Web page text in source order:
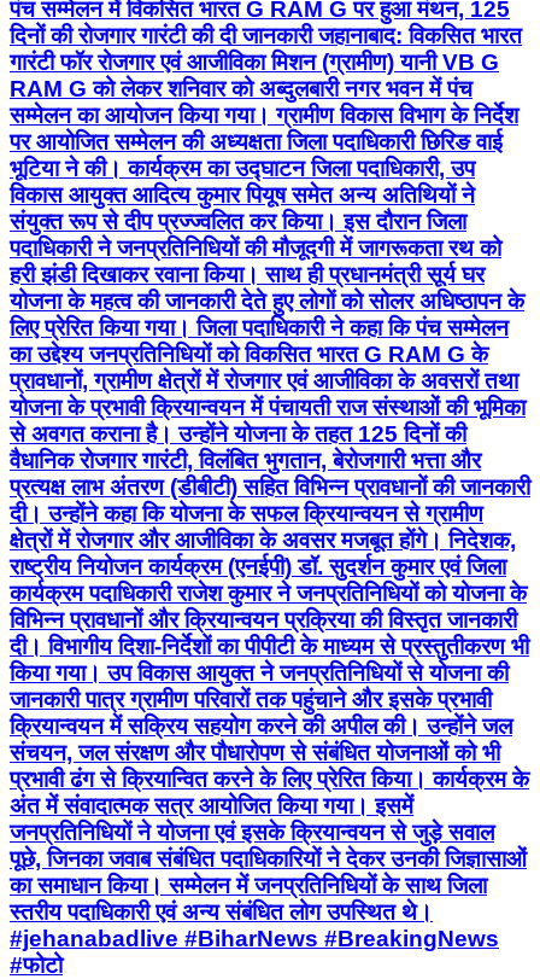
पंच सम्मेलन में विकसित भारत G RAM G पर हुआ मंथन, 125
दिनों की रोजगार गारंटी की दी जानकारी जहानाबाद: विकसित भारत
गारंटी फॉर रोजगार एवं आजीविका मिशन (ग्रामीण) यानी VB G
RAM G को लेकर शनिवार को अब्दुलबारी नगर भवन में पंच
सम्मेलन का आयोजन किया गया। ग्रामीण विकास विभाग के निर्देश
पर आयोजित सम्मेलन की अध्यक्षता जिला पदाधिकारी छिरिङ वाई
भूटिया ने की। कार्यक्रम का उद्घाटन जिला पदाधिकारी, उप
विकास आयुक्त आदित्य कुमार पियूष समेत अन्य अतिथियों ने
संयुक्त रूप से दीप प्रज्ज्वलित कर किया। इस दौरान जिला
पदाधिकारी ने जनप्रतिनिधियों की मौजूदगी में जागरूकता रथ को
हरी झंडी दिखाकर रवाना किया। साथ ही प्रधानमंत्री सूर्य घर
योजना के महत्व की जानकारी देते हुए लोगों को सोलर अधिष्ठापन के
लिए प्रेरित किया गया। जिला पदाधिकारी ने कहा कि पंच सम्मेलन
का उद्देश्य जनप्रतिनिधियों को विकसित भारत G RAM G के
प्रावधानों, ग्रामीण क्षेत्रों में रोजगार एवं आजीविका के अवसरों तथा
योजना के प्रभावी क्रियान्वयन में पंचायती राज संस्थाओं की भूमिका
से अवगत कराना है। उन्होंने योजना के तहत 125 दिनों की
वैधानिक रोजगार गारंटी, विलंबित भुगतान, बेरोजगारी भत्ता और
प्रत्यक्ष लाभ अंतरण (डीबीटी) सहित विभिन्न प्रावधानों की जानकारी
दी। उन्होंने कहा कि योजना के सफल क्रियान्वयन से ग्रामीण
क्षेत्रों में रोजगार और आजीविका के अवसर मजबूत होंगे। निदेशक,
राष्ट्रीय नियोजन कार्यक्रम (एनईपी) डॉ. सुदर्शन कुमार एवं जिला
कार्यक्रम पदाधिकारी राजेश कुमार ने जनप्रतिनिधियों को योजना के
विभिन्न प्रावधानों और क्रियान्वयन प्रक्रिया की विस्तृत जानकारी
दी। विभागीय दिशा-निर्देशों का पीपीटी के माध्यम से प्रस्तुतीकरण भी
किया गया। उप विकास आयुक्त ने जनप्रतिनिधियों से योजना की
जानकारी पात्र ग्रामीण परिवारों तक पहुंचाने और इसके प्रभावी
क्रियान्वयन में सक्रिय सहयोग करने की अपील की। उन्होंने जल
संचयन, जल संरक्षण और पौधारोपण से संबंधित योजनाओं को भी
प्रभावी ढंग से क्रियान्वित करने के लिए प्रेरित किया। कार्यक्रम के
अंत में संवादात्मक सत्र आयोजित किया गया। इसमें
जनप्रतिनिधियों ने योजना एवं इसके क्रियान्वयन से जुड़े सवाल
पूछे, जिनका जवाब संबंधित पदाधिकारियों ने देकर उनकी जिज्ञासाओं
का समाधान किया। सम्मेलन में जनप्रतिनिधियों के साथ जिला
स्तरीय पदाधिकारी एवं अन्य संबंधित लोग उपस्थित थे।
#jehanabadlive #BiharNews #BreakingNews
#फोटो